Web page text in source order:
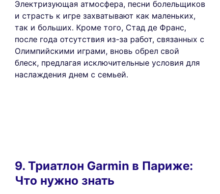
Электризующая атмосфера, песни болельщиков
и страсть к игре захватывают как маленьких,
так и больших. Кроме того, Стад де Франс,
после года отсутствия из-за работ, связанных с
Олимпийскими играми, вновь обрел свой
блеск, предлагая исключительные условия для
наслаждения днем с семьей.
9. Триатлон Garmin в Париже:
Что нужно знать